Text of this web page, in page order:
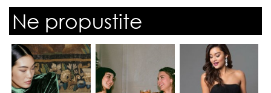
Ne propustite